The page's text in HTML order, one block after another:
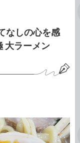
なしの心を感
大ラーメン